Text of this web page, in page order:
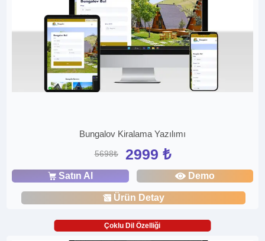
Bungalov Kiralama Yazılımı
5698₺ 2999 ₺
Satın Al Demo
Ürün Detay
Çoklu Dil Özelliği